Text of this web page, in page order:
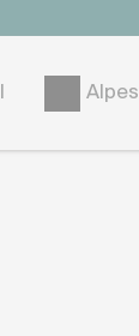
Alpes